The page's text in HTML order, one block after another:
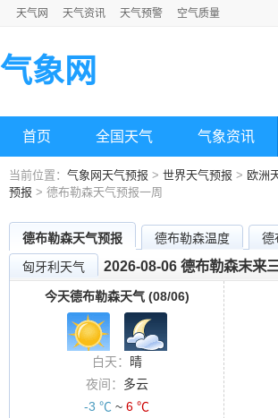
天气网 天气资讯 天气预警 空气质量
气象网
首页 全国天气 气象资讯
当前位置： 气象网天气预报 > 世界天气预报 > 欧洲
预报 > 德布勒森天气预报一周
德布勒森天气预报 德布勒森温度
德
匈牙利天气
2026-08-06 德布勒森末来
今天德布勒森天气 (08/06)
白天：
晴
夜间： 多云
-3 ℃ ~ 6 ℃